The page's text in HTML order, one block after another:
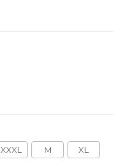
XXXL M XL